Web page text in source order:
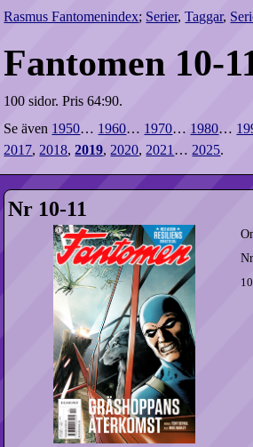
Rasmus Fantomenindex; Serier,Taggar,
Fantomen 10-
100 sidor. Pris 64:90.
Se även 1950… 1960… 1970… 1980…
2017, 2018,2019, 2020, 2021 … 2025.
Nr 10-11